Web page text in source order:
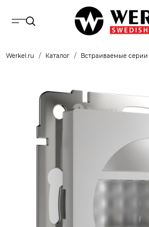
Werkel.ru Каталог Встраиваемые серии